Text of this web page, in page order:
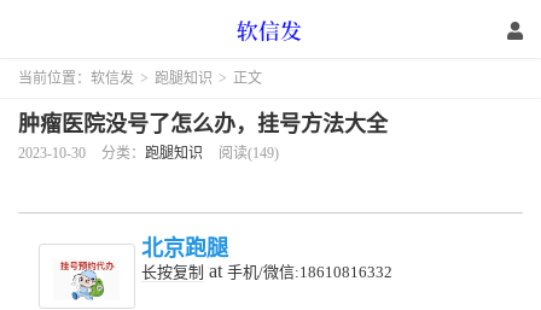
当前位置： 软信发 > 跑腿知识 > 正文
肿瘤医院没号了怎么办，挂号方法大全
2023-10-30 分类： 跑腿知识 阅读(149)
北京跑腿
长按复制 at 手机/微信:18610816332